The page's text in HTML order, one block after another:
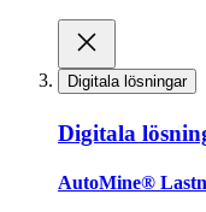
Digitala lösningar
Digitala
AutoMine®